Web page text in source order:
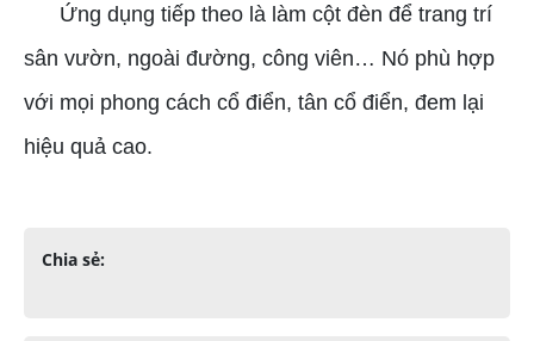
Ứng dụng tiếp theo là làm cột đèn để trang trí
sân vườn, ngoài đường, công viên… Nó phù hợp
với mọi phong cách cổ điển, tân cổ điển, đem lại
hiệu quả cao.
Chia sẻ: